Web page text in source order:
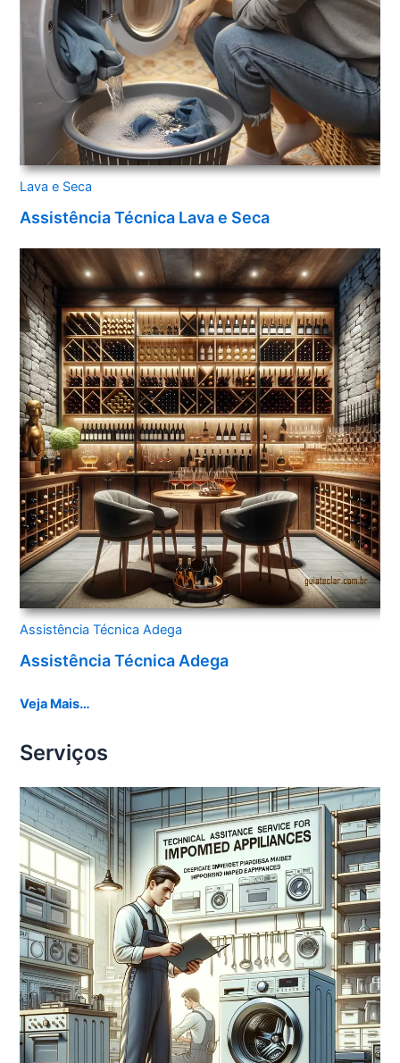
Lava e Seca
Assistência Técnica Lava e Seca
Assistência Técnica Adega
Assistência Técnica Adega
Veja Mais…
Serviços